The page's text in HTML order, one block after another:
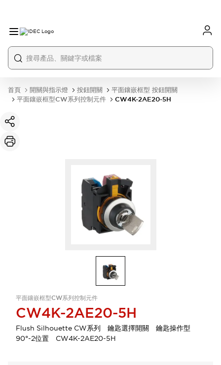
首頁 開關與指示燈 按鈕開關
平面鑲嵌框型 按鈕開關
平面鑲嵌框型CW系列控制元件
CW4K-2AE20-5H
平面鑲嵌框型CW系列控制元件
CW4K-2AE20-5H
Flush Silhouette CW系列 鑰匙選擇開關 鑰匙操作型
90°-2位置 CW4K-2AE20-5H